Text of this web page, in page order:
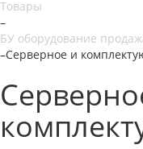
Товары
–
БУ оборудование
–Серверное и